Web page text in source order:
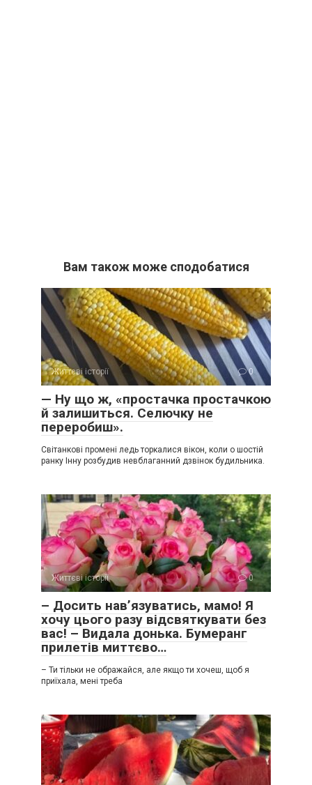
Вам також може сподобатися
Життєві історії 0
— Ну що ж, «простачка простачкою
й залишиться. Селючку не
переробиш».
Світанкові промені ледь торкалися вікон, коли о шостій
ранку Інну розбудив невблаганний дзвінок будильника.
Життєві історії 0
– Досить нав’язуватись, мамо! Я
хочу цього разу відсвяткувати без
вас! – Видала донька. Бумеранг
прилетів миттєво…
– Ти тільки не ображайся, але якщо ти хочеш, щоб я
приїхала, мені треба